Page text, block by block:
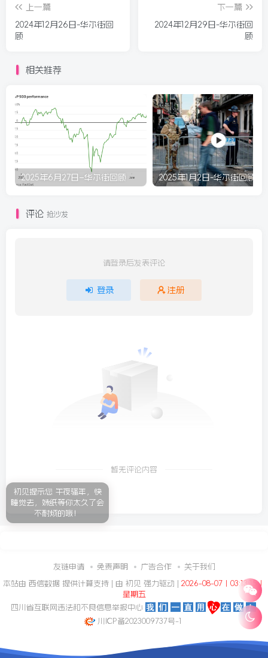
上一篇
2024年12月26日-华尔街回
顾
下一篇
2024年12月29日-华尔街回
顾
相关推荐
2025年6月27日–华尔街回顾 2025年1月2日-华尔街回顾
评论 抢沙发
请登录后发表评论
登录 注册
暂无评论内容
友链申请 免责声明 广告合作 关于我们
本站由 西信数据 提供计算支持 | 由 初见 强力驱动 | 2026-08-07丨03:13:16丨
星期五
四川省互联网违法和不良信息举报中心
川ICP备2023009737号-1
初见提示您 午夜骚年，快
睡觉去，妹纸等你太久了会
不耐烦的哦！